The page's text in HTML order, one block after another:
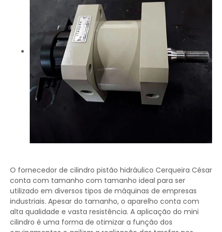
O fornecedor de cilindro pistão hidráulico Cerqueira César
conta com tamanho com tamanho ideal para ser
utilizado em diversos tipos de máquinas de empresas
industriais. Apesar do tamanho, o aparelho conta com
alta qualidade e vasta resistência. A aplicação do mini
cilindro é uma forma de otimizar a função dos